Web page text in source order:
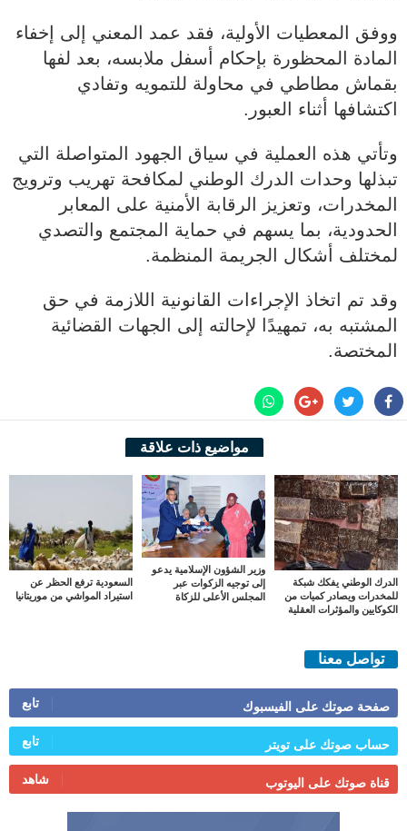
ووفق المعطيات الأولية، فقد عمد المعني إلى إخفاء
المادة المحظورة بإحكام أسفل ملابسه، بعد لفها
بقماش مطاطي في محاولة للتمويه وتفادي
اكتشافها أثناء العبور.
وتأتي هذه العملية في سياق الجهود المتواصلة التي
تبذلها وحدات الدرك الوطني لمكافحة تهريب وترويج
المخدرات، وتعزيز الرقابة الأمنية على المعابر
الحدودية، بما يسهم في حماية المجتمع والتصدي
لمختلف أشكال الجريمة المنظمة.
وقد تم اتخاذ الإجراءات القانونية اللازمة في حق
المشتبه به، تمهيدًا لإحالته إلى الجهات القضائية
المختصة.
مواضيع ذات علاقة
الدرك الوطني يفكك شبكة
للمخدرات ويصادر كميات من
الكوكايين والمؤثرات العقلية
وزير الشؤون الإسلامية يدعو
إلى توجيه الزكوات عبر
المجلس الأعلى للزكاة
السعودية ترفع الحظر عن
استيراد المواشي من موريتانيا
تواصل معنا
صفحة صوتك على الفيسبوك تابع
حساب صوتك على تويتر تابع
قناة صوتك على اليوتوب شاهد